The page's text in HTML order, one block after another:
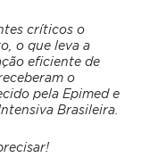
críticos o
o que leva a
eficiente de
o
pela Epimed e
Brasileira.